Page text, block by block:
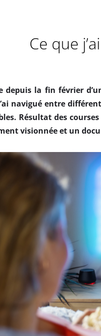
Ce que
depuis la fin février
navigué entre
Résultat des
visionnée et un